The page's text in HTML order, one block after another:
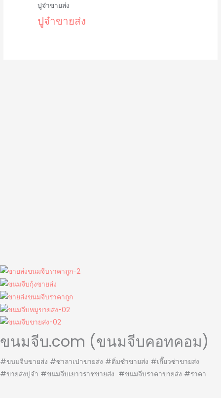
ปูจ๋าขายส่ง
ปูจ๋าขายส่ง
ขนมจีบ.com (ขนมจีบคอทคอม)
#ขนมจีบขายส่ง #ซาลาเปาขายส่ง #ติ่มซำขายส่ง #เกี๊ยวซ่าขายส่ง
#ขายส่งปูจ๋า #ขนมจีบเยาวราชขายส่ง #ขนมจีบราคาขายส่ง #ราคา